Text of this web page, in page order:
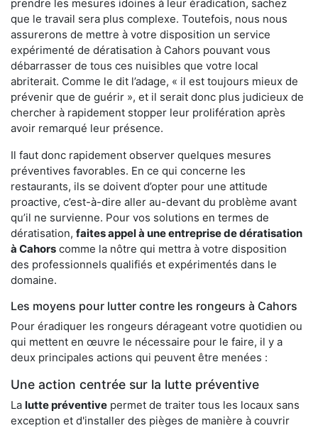
prendre les mesures idoines à leur éradication, sachez
que le travail sera plus complexe. Toutefois, nous nous
assurerons de mettre à votre disposition un service
expérimenté de dératisation à Cahors pouvant vous
débarrasser de tous ces nuisibles que votre local
abriterait. Comme le dit l’adage, « il est toujours mieux de
prévenir que de guérir », et il serait donc plus judicieux de
chercher à rapidement stopper leur prolifération après
avoir remarqué leur présence.
Il faut donc rapidement observer quelques mesures
préventives favorables. En ce qui concerne les
restaurants, ils se doivent d’opter pour une attitude
proactive, c’est-à-dire aller au-devant du problème avant
qu’il ne survienne. Pour vos solutions en termes de
dératisation, faites appel à une entreprise de dératisation
à Cahors comme la nôtre qui mettra à votre disposition
des professionnels qualifiés et expérimentés dans le
domaine.
Les moyens pour lutter contre les rongeurs à Cahors
Pour éradiquer les rongeurs dérageant votre quotidien ou
qui mettent en œuvre le nécessaire pour le faire, il y a
deux principales actions qui peuvent être menées :
Une action centrée sur la lutte préventive
La lutte préventive permet de traiter tous les locaux sans
exception et d'installer des pièges de manière à couvrir